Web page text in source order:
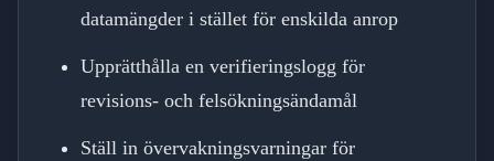
datamängder i stället för enskilda anrop
Upprätthålla en verifieringslogg för
revisions- och felsökningsändamål
Ställ in övervakningsvarningar för